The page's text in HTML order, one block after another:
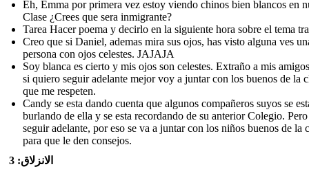
Eh, Emma por primera vez estoy viendo chinos bien blancos en
Clase ¿Crees que sera inmigrante?
Tarea Hacer poema y decirlo en la siguiente hora sobre el tema
Creo que si Daniel, ademas mira sus ojos, has visto alguna ves
persona con ojos celestes. JAJAJA
Soy blanca es cierto y mis ojos son celestes. Extraño a mis
si quiero seguir adelante mejor voy a juntar con los buenos de la
que me respeten.
Candy se esta dando cuenta que algunos compañeros suyos se
burlando de ella y se esta recordando de su anterior Colegio.
seguir adelante, por eso se va a juntar con los niños buenos de la
para que le den consejos.
الانزلاق: 3